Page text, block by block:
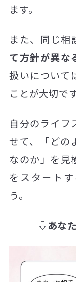
ます。
また、同じ相
て方針が異な
扱いについて
ことが大切です
自分のライフ
せて、「どの
なのか」を見
をスタート
う。
⇩あな